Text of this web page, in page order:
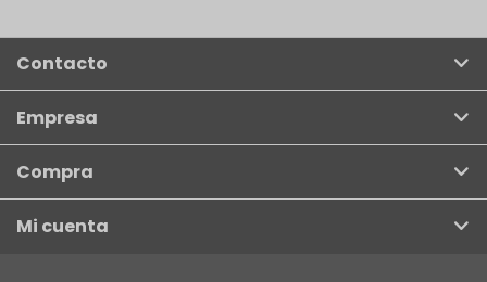
Contacto
Empresa
Compra
Mi cuenta